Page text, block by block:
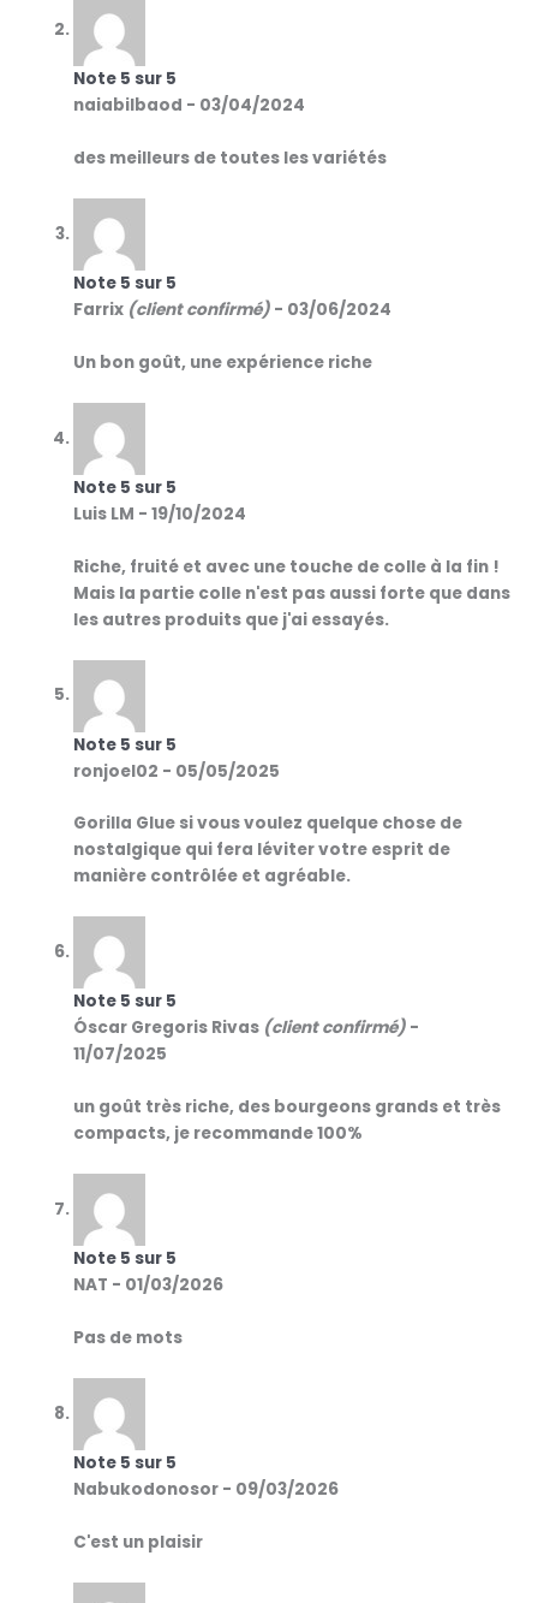
Note 5 sur 5
naiabilbaod - 03/04/2024
des meilleurs de toutes les variétés
Note 5 sur 5
Farrix (client confirmé) - 03/06/2024
Un bon goût, une expérience riche
Note 5 sur 5
Luis LM - 19/10/2024
Riche, fruité et avec une touche de colle à la fin !
Mais la partie colle n'est pas aussi forte que dans
les autres produits que j'ai essayés.
Note 5 sur 5
ronjoel02 - 05/05/2025
Gorilla Glue si vous voulez quelque chose de
nostalgique qui fera léviter votre esprit de
manière contrôlée et agréable.
Note 5 sur 5
Óscar Gregoris Rivas (client confirmé) -
11/07/2025
un goût très riche, des bourgeons grands et très
compacts, je recommande 100%
Note 5 sur 5
NAT - 01/03/2026
Pas de mots
Note 5 sur 5
Nabukodonosor - 09/03/2026
C'est un plaisir